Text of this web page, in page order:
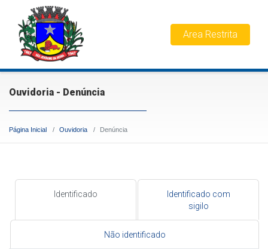
Area Restrita
Ouvidoria - Denúncia
Página Inicial Ouvidoria Denúncia
Identificado
Identificado com
sigilo
Não identificado